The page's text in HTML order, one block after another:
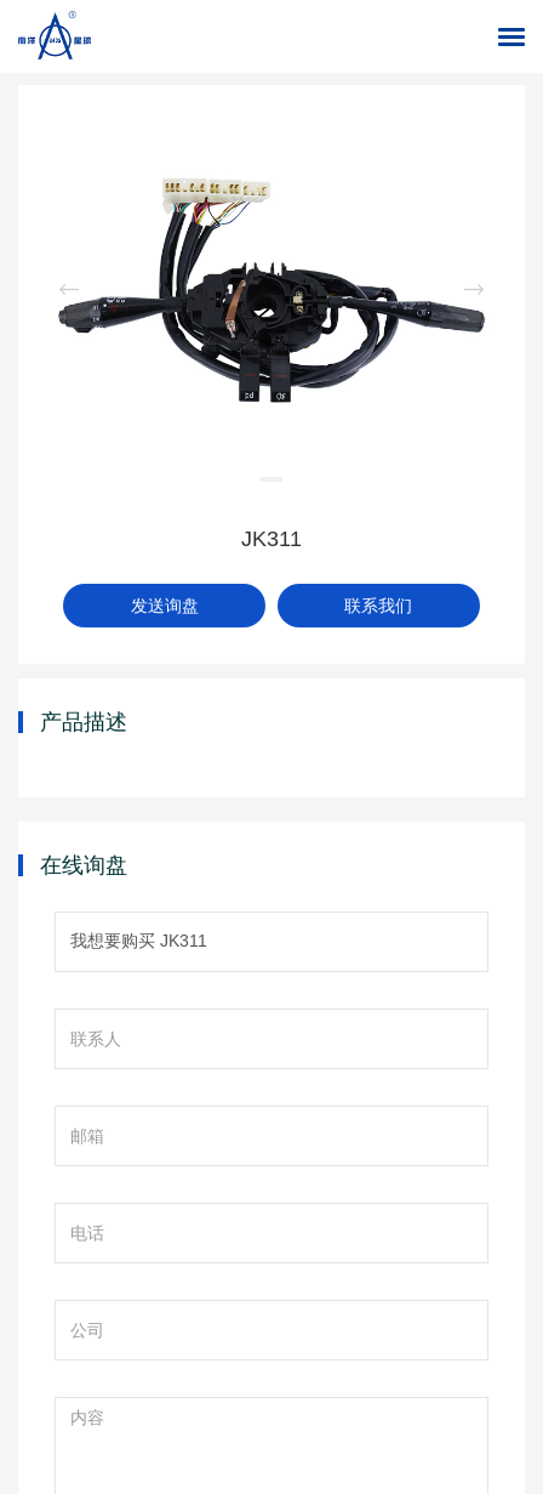
首页/产品中心 返回列表
JK311
发送询盘 联系我们
产品描述
在线询盘